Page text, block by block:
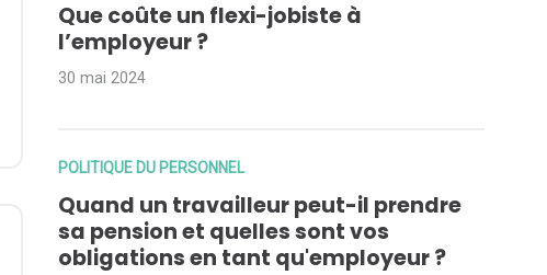
Que coûte un flexi-jobiste à
l’employeur ?
30 mai 2024
POLITIQUE DU PERSONNEL
Quand un travailleur peut-il prendre
sa pension et quelles sont vos
obligations en tant qu'employeur ?